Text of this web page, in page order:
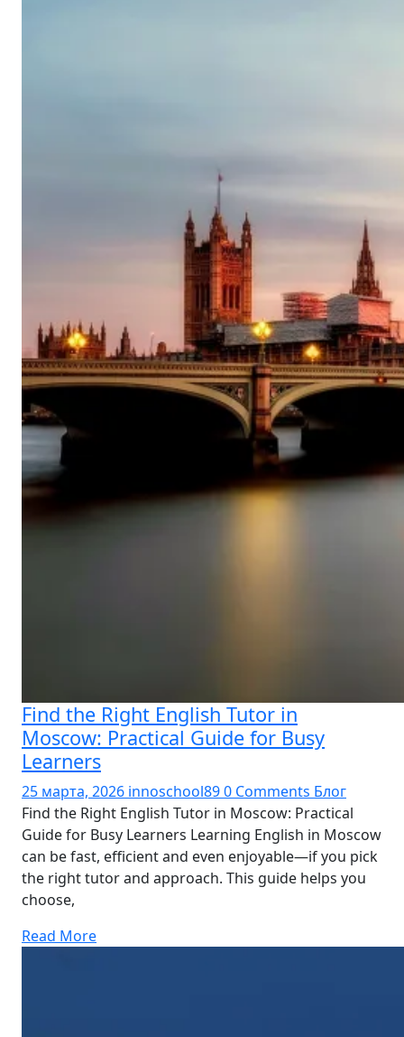
Find the Right English Tutor in
Moscow: Practical Guide for Busy
Learners
25 марта, 2026 innoschool890 Comments Блог
Find the Right English Tutor in Moscow: Practical
Guide for Busy Learners Learning English in Moscow
can be fast, efficient and even enjoyable—if you pick
the right tutor and approach. This guide helps you
choose,
Read More